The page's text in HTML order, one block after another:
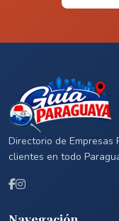
Directorio de Empresas
clientes en todo